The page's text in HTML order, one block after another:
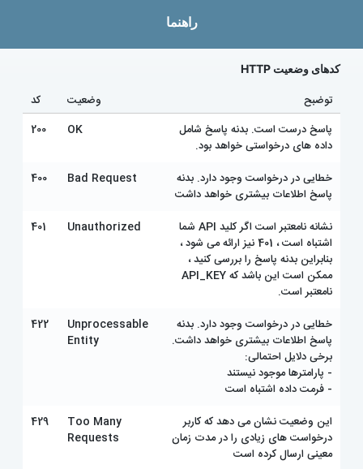
راهنما
کدهای وضعیت HTTP
کد وضعیت
توضبح
200
OK
پاسخ درست است. بدنه پاسخ شامل
داده های درخواستی خواهد بود.
400
Bad Request
خطایی در درخواست وجود دارد. بدنه
پاسخ اطلاعات بیشتری خواهد داشت
401
Unauthorized
نشانه نامعتبر است اگر کلید API شما
اشتباه است ، 401 نیز ارائه می شود ،
بنابراین بدنه پاسخ را بررسی کنید ،
ممکن است این باشد که API_KEY
نامعتبر است.
422
Unprocessable
Entity
خطایی در درخواست وجود دارد. بدنه
پاسخ اطلاعات بیشتری خواهد داشت.
برخی دلایل احتمالی:
- پارامترها موجود نیستند
- فرمت داده اشتباه است
429
Too Many
Requests
این وضعیت نشان می دهد که کاربر
درخواست های زیادی را در مدت زمان
معینی ارسال کرده است